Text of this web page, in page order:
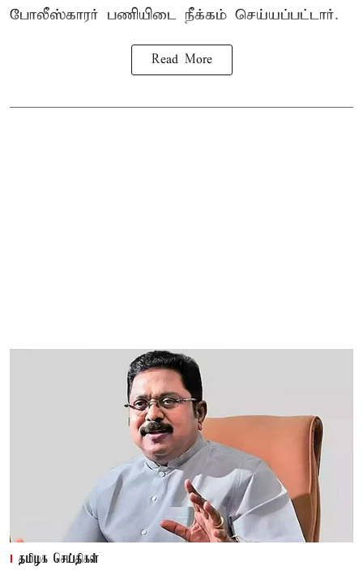
போலீஸ்காரர் பணியிடை நீக்கம் செய்யப்பட்டார்.
Read More
தமிழக செய்திகள்